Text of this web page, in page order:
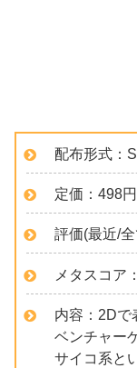
配布形式：
定価：498円
評価(最近/
メタスコア
内容：2Dで
ベンチャー
サイコ系と